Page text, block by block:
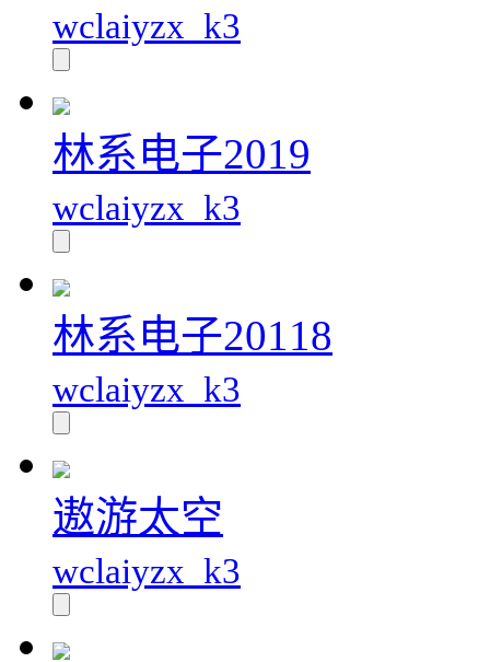
wclaiyzx_k3
林系电子2019
wclaiyzx_k3
林系电子20118
wclaiyzx_k3
遨游太空
wclaiyzx_k3